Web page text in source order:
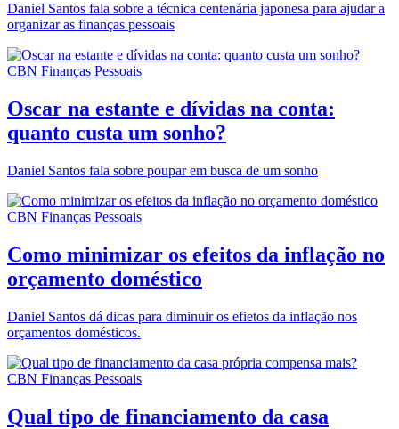
Daniel Santos fala sobre a técnica centenária japonesa para ajudar a
organizar as finanças pessoais
CBN Finanças Pessoais
Oscar na estante e dívidas na conta:
quanto custa um sonho?
Daniel Santos fala sobre poupar em busca de um sonho
CBN Finanças Pessoais
Como minimizar os efeitos da inflação no
orçamento doméstico
Daniel Santos dá dicas para diminuir os efietos da inflação nos
orçamentos domésticos.
CBN Finanças Pessoais
Qual tipo de financiamento da casa